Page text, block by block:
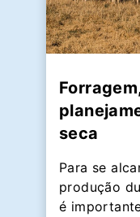
seca
Para se
produção
é